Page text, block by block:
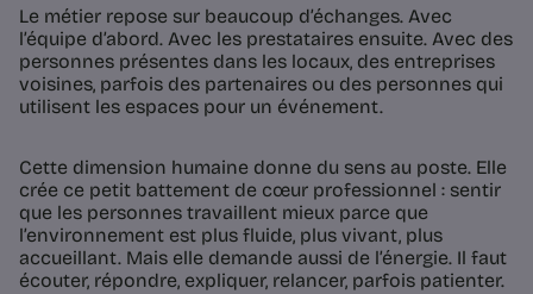
Le métier repose sur beaucoup d’échanges. Avec
l’équipe d’abord. Avec les prestataires ensuite. Avec des
personnes présentes dans les locaux, des entreprises
voisines, parfois des partenaires ou des personnes qui
utilisent les espaces pour un événement.
Cette dimension humaine donne du sens au poste. Elle
crée ce petit battement de cœur professionnel : sentir
que les personnes travaillent mieux parce que
l’environnement est plus fluide, plus vivant, plus
accueillant. Mais elle demande aussi de l’énergie. Il faut
écouter, répondre, expliquer, relancer, parfois patienter.